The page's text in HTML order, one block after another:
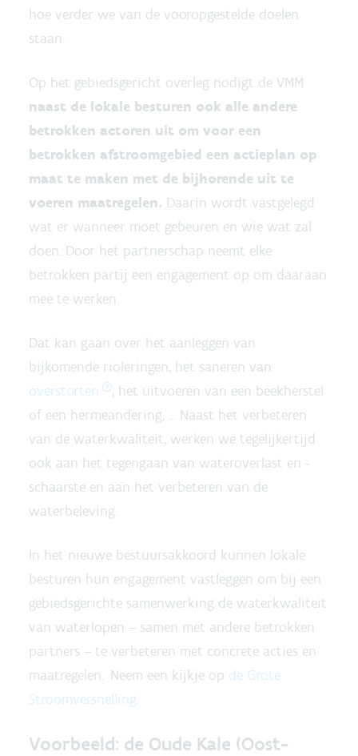
hoe verder we van de vooropgestelde doelen
staan.
Op het gebiedsgericht overleg nodigt de VMM
naast de lokale besturen ook alle andere
betrokken actoren uit om voor een
betrokken afstroomgebied een actieplan op
maat te maken met de bijhorende uit te
voeren maatregelen. Daarin wordt vastgelegd
wat er wanneer moet gebeuren en wie wat zal
doen. Door het partnerschap neemt elke
betrokken partij een engagement op om daaraan
mee te werken.
Dat kan gaan over het aanleggen van
bijkomende rioleringen, het saneren van
overstorten
, het uitvoeren van een beekherstel
of een hermeandering, ... Naast het verbeteren
van de waterkwaliteit, werken we tegelijkertijd
ook aan het tegengaan van wateroverlast en -
schaarste en aan het verbeteren van de
waterbeleving.
In het nieuwe bestuursakkoord kunnen lokale
besturen hun engagement vastleggen om bij een
gebiedsgerichte samenwerking de waterkwaliteit
van waterlopen – samen met andere betrokken
partners – te verbeteren met concrete acties en
maatregelen. Neem een kijkje op de Grote
Stroomversnelling.
Voorbeeld: de Oude Kale (Oost-